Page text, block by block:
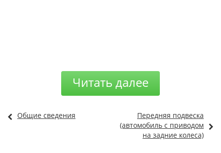
Читать далее
Общие сведения
Передняя подвеска
(автомобиль с приводом
на задние колеса)